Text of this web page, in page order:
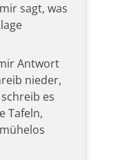
sagt, was
Antwort
nieder,
es
Tafeln,